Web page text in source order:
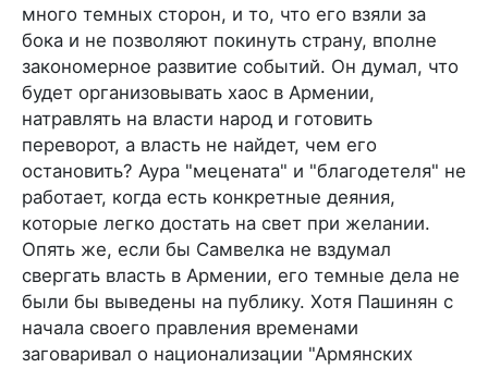
много темных сторон, и то, что его взяли за
бока и не позволяют покинуть страну, вполне
закономерное развитие событий. Он думал, что
будет организовывать хаос в Армении,
натравлять на власти народ и готовить
переворот, а власть не найдет, чем его
остановить? Аура "мецената" и "благодетеля" не
работает, когда есть конкретные деяния,
которые легко достать на свет при желании.
Опять же, если бы Самвелка не вздумал
свергать власть в Армении, его темные дела не
были бы выведены на публику. Хотя Пашинян с
начала своего правления временами
заговаривал о национализации "Армянских